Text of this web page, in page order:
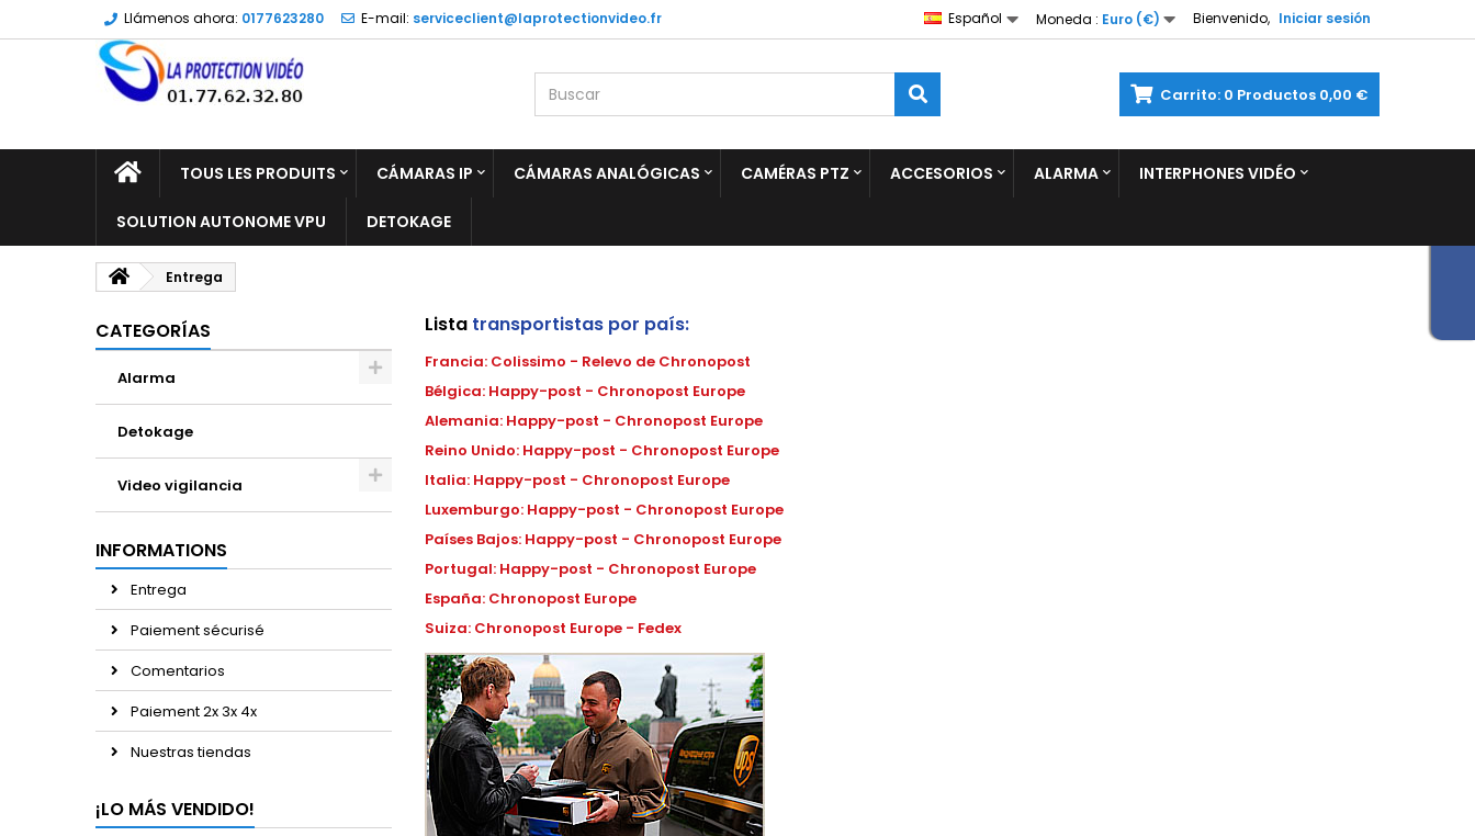
Bienvenido, Iniciar sesión
Moneda : Euro (€)
Español
Llámenos ahora: 0177623280 E-mail: serviceclient@laprotectionvideo.fr
Carrito: 0 Productos 0,00 €
TOUS LES PRODUITS CÁMARAS IP CÁMARAS ANALÓGICAS CAMÉRAS PTZ ACCESORIOS ALARMA INTERPHONES VIDÉO
SOLUTION AUTONOME VPU DETOKAGE
Entrega
CATEGORÍAS
Alarma
Detokage
Video vigilancia
INFORMATIONS
Entrega
Paiement sécurisé
Comentarios
Paiement 2x 3x 4x
Nuestras tiendas
¡LO MÁS VENDIDO!
Lista transportistas por país:
Francia: Colissimo - Relevo de Chronopost
Bélgica: Happy-post - Chronopost Europe
Alemania: Happy-post - Chronopost Europe
Reino Unido: Happy-post - Chronopost Europe
Italia: Happy-post - Chronopost Europe
Luxemburgo: Happy-post - Chronopost Europe
Países Bajos: Happy-post - Chronopost Europe
Portugal: Happy-post - Chronopost Europe
España: Chronopost Europe
Suiza: Chronopost Europe - Fedex